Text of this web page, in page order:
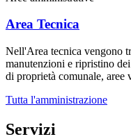
Area Tecnica
Nell'Area tecnica vengono
manutenzioni e ripristino
di proprietà comunale, aree
Tutta l'amministrazione
Servizi